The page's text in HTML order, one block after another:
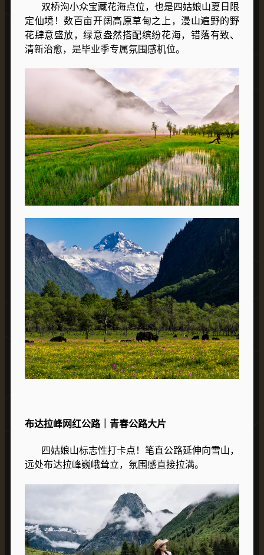
双桥沟小众宝藏花海点位，也是四姑娘山夏日限
定仙境！数百亩开阔高原草甸之上，漫山遍野的野
花肆意盛放，绿意盎然搭配缤纷花海，错落有致、
清新治愈，是毕业季专属氛围感机位。
布达拉峰网红公路｜青春公路大片
四姑娘山标志性打卡点！笔直公路延伸向雪山，
远处布达拉峰巍峨耸立，氛围感直接拉满。